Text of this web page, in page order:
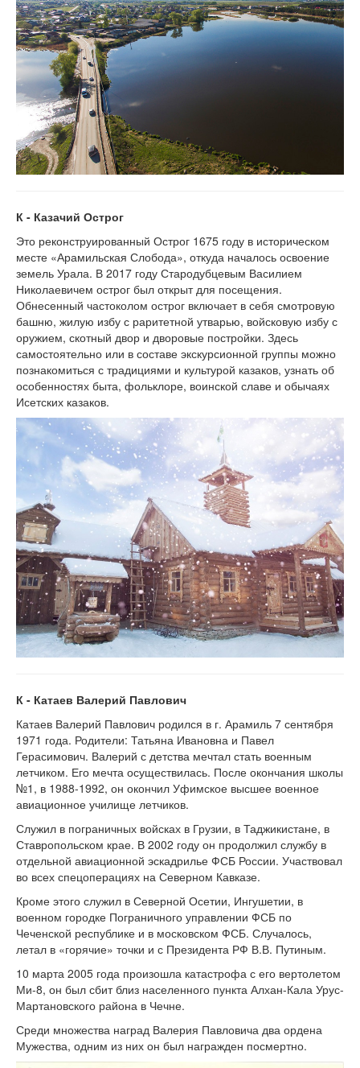
К - Казачий Острог
Это реконструированный Острог 1675 году в историческом
месте «Арамильская Слобода», откуда началось освоение
земель Урала. В 2017 году Стародубцевым Василием
Николаевичем острог был открыт для посещения.
Обнесенный частоколом острог включает в себя смотровую
башню, жилую избу с раритетной утварью, войсковую избу с
оружием, скотный двор и дворовые постройки. Здесь
самостоятельно или в составе экскурсионной группы можно
познакомиться с традициями и культурой казаков, узнать об
особенностях быта, фольклоре, воинской славе и обычаях
Исетских казаков.
К - Катаев Валерий Павлович
Катаев Валерий Павлович родился в г. Арамиль 7 сентября
1971 года. Родители: Татьяна Ивановна и Павел
Герасимович. Валерий с детства мечтал стать военным
летчиком. Его мечта осуществилась. После окончания школы
№1, в 1988-1992, он окончил Уфимское высшее военное
авиационное училище летчиков.
Служил в пограничных войсках в Грузии, в Таджикистане, в
Ставропольском крае. В 2002 году он продолжил службу в
отдельной авиационной эскадрилье ФСБ России. Участвовал
во всех спецоперациях на Северном Кавказе.
Кроме этого служил в Северной Осетии, Ингушетии, в
военном городке Пограничного управлении ФСБ по
Чеченской республике и в московском ФСБ. Случалось,
летал в «горячие» точки и с Президента РФ В.В. Путиным.
10 марта 2005 года произошла катастрофа с его вертолетом
Ми-8, он был сбит близ населенного пункта Алхан-Кала Урус-
Мартановского района в Чечне.
Среди множества наград Валерия Павловича два ордена
Мужества, одним из них он был награжден посмертно.